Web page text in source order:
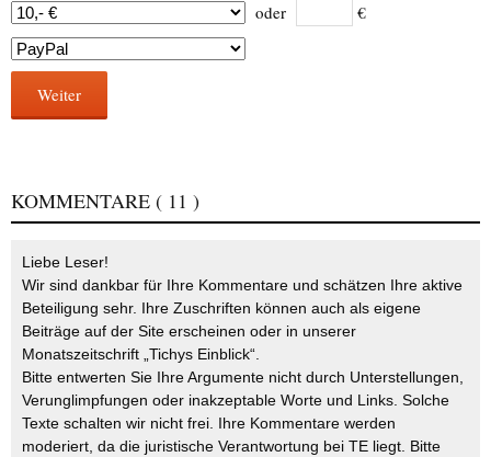
oder €
Weiter
KOMMENTARE ( 11 )
Liebe Leser!
Wir sind dankbar für Ihre Kommentare und schätzen Ihre aktive
Beteiligung sehr. Ihre Zuschriften können auch als eigene
Beiträge auf der Site erscheinen oder in unserer
Monatszeitschrift „Tichys Einblick“.
Bitte entwerten Sie Ihre Argumente nicht durch Unterstellungen,
Verunglimpfungen oder inakzeptable Worte und Links. Solche
Texte schalten wir nicht frei. Ihre Kommentare werden
moderiert, da die juristische Verantwortung bei TE liegt. Bitte